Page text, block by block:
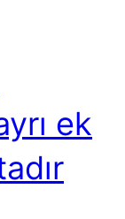
ek